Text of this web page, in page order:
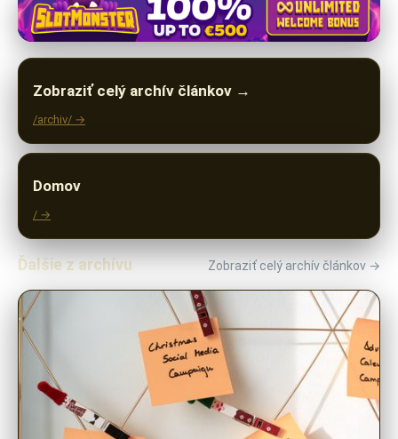
Zobraziť celý archív článkov →
/archiv/ →
Domov
/ →
Ďalšie z archívu Zobraziť celý archív článkov →